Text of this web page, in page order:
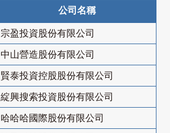
公司名稱
宗盈投資股份有限公司
中山營造股份有限公司
賢泰投資控股股份有限公司
綻興搜索投資股份有限公司
哈哈哈國際股份有限公司